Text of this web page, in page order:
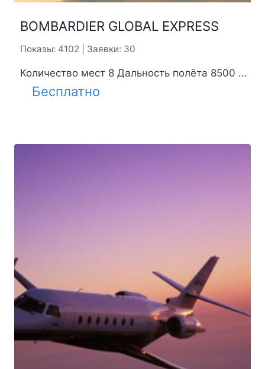
BOMBARDIER GLOBAL EXPRESS
Показы: 4102 | Заявки: 30
Количество мест 8 Дальность полёта 8500 ...
Бесплатно